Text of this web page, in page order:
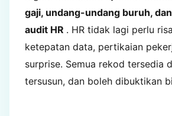
gaji, undang-undang buruh,
audit HR . HR tidak lagi perlu
ketepatan data, pertikaian
surprise. Semua rekod tersedia
tersusun, dan boleh dibuktikan